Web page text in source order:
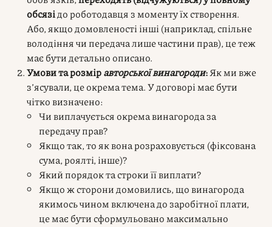
обсязідо роботодавця з моменту їх створення.
Або, якщо домовленості інші (наприклад, спільне
володіння чи передача лише частини прав), це теж
має бути детально описано.
Умови та розміравторської винагороди:Як ми вже
з’ясували, це окрема тема. У договорі має бути
чітко визначено:
Чи виплачується окрема винагорода за
передачу прав?
Якщо так, то як вона розраховується (фіксована
сума, роялті, інше)?
Який порядок та строки її виплати?
Якщо ж сторони домовились, що винагорода
якимось чином включена до заробітної плати,
це має бути сформульовано максимально